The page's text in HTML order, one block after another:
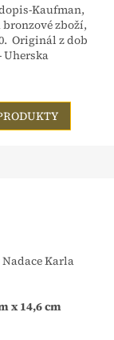
Kaufman,
zboží,
Originál z dob
Uherska
Karla
x 14,6 cm